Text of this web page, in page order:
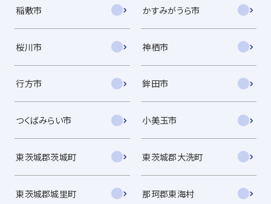
稲敷市 かすみがうら市
桜川市 神栖市
行方市 鉾田市
つくばみらい市 小美玉市
東茨城郡茨城町 東茨城郡大洗町
東茨城郡城里町 那珂郡東海村